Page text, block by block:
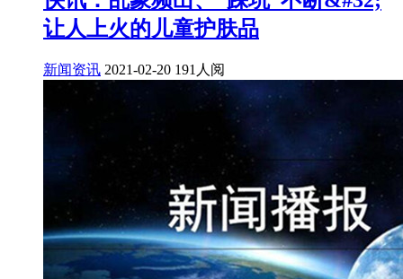
让人上火的儿童护肤品
新闻资讯 2021-02-20 191人阅